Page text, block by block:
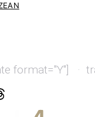
format="Y"] ·